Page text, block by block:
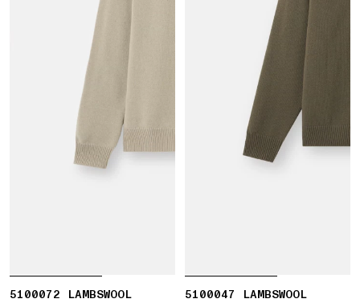
5100072 LAMBSWOOL 5100047 LAMBSWOOL